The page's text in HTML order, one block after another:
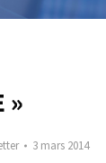
»
3 mars 2014